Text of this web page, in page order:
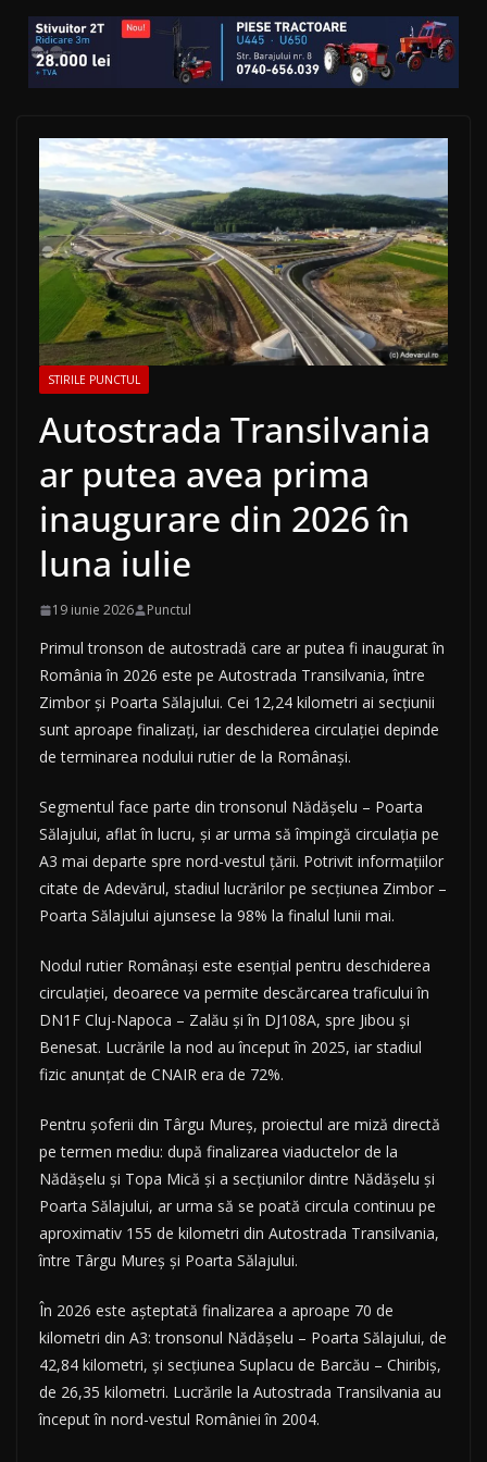
STIRILE PUNCTUL
Autostrada Transilvania
ar putea avea prima
inaugurare din 2026 în
luna iulie
19 iunie 2026 Punctul
Primul tronson de autostradă care ar putea fi inaugurat în
România în 2026 este pe Autostrada Transilvania, între
Zimbor și Poarta Sălajului. Cei 12,24 kilometri ai secțiunii
sunt aproape finalizați, iar deschiderea circulației depinde
de terminarea nodului rutier de la Românași.
Segmentul face parte din tronsonul Nădășelu – Poarta
Sălajului, aflat în lucru, și ar urma să împingă circulația pe
A3 mai departe spre nord-vestul țării. Potrivit informațiilor
citate de Adevărul, stadiul lucrărilor pe secțiunea Zimbor –
Poarta Sălajului ajunsese la 98% la finalul lunii mai.
Nodul rutier Românași este esențial pentru deschiderea
circulației, deoarece va permite descărcarea traficului în
DN1F Cluj-Napoca – Zalău și în DJ108A, spre Jibou și
Benesat. Lucrările la nod au început în 2025, iar stadiul
fizic anunțat de CNAIR era de 72%.
Pentru șoferii din Târgu Mureș, proiectul are miză directă
pe termen mediu: după finalizarea viaductelor de la
Nădășelu și Topa Mică și a secțiunilor dintre Nădășelu și
Poarta Sălajului, ar urma să se poată circula continuu pe
aproximativ 155 de kilometri din Autostrada Transilvania,
între Târgu Mureș și Poarta Sălajului.
În 2026 este așteptată finalizarea a aproape 70 de
kilometri din A3: tronsonul Nădășelu – Poarta Sălajului, de
42,84 kilometri, și secțiunea Suplacu de Barcău – Chiribiș,
de 26,35 kilometri. Lucrările la Autostrada Transilvania au
început în nord-vestul României în 2004.